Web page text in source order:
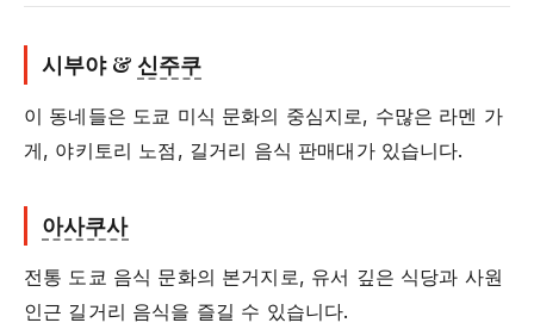
시부야 & 신주쿠
이 동네들은 도쿄 미식 문화의 중심지로, 수많은 라멘 가
게, 야키토리 노점, 길거리 음식 판매대가 있습니다.
아사쿠사
전통 도쿄 음식 문화의 본거지로, 유서 깊은 식당과 사원
인근 길거리 음식을 즐길 수 있습니다.